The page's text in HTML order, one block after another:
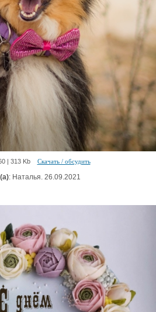
| 313 Kb Скачать / обсудить
: Наталья. 26.09.2021